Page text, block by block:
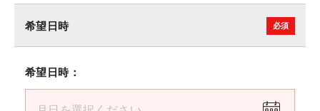
希望日時
希望日時：